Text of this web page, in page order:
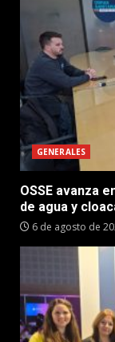
GENERALES
OSSE avanza
de agua y
6 de agosto de